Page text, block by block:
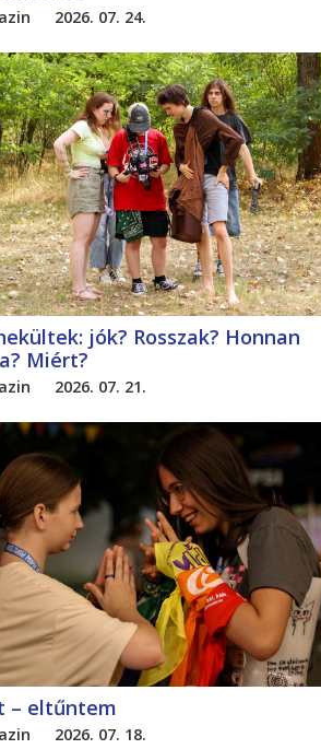
2026. 07. 24.
jók? Rosszak? Honnan
Miért?
2026. 07. 21.
– eltűntem
2026. 07. 18.